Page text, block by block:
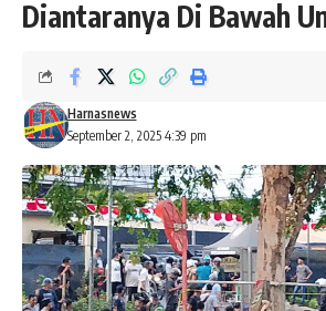
Diantaranya Di Bawah
September 2, 2025 4:39 pm
Harnasnews